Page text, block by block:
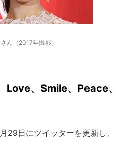
ん（2017年撮影）
Love、Smile、Peace、
29日にツイッターを更新し、